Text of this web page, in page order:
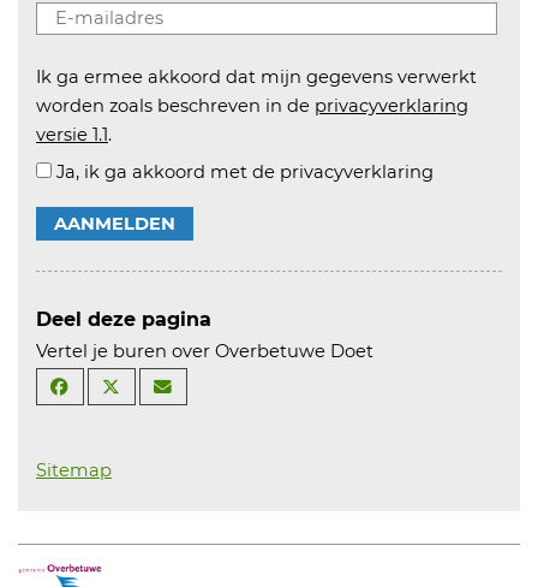
Ik ga ermee akkoord dat mijn gegevens verwerkt
worden zoals beschreven in de privacyverklaring
versie 1.1.
Ja, ik ga akkoord met de privacyverklaring
AANMELDEN
Deel deze pagina
Vertel je buren over Overbetuwe Doet
Sitemap